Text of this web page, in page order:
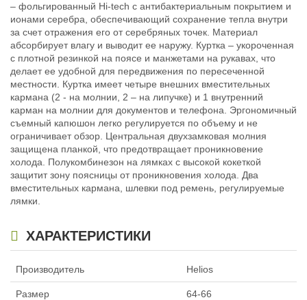
Нет в наличии
Нет в наличии
Костюм охотника зимний Helios
Салаир Экстрим (скала) Алова
(размер-56-58)
4 700₽
Размер:
56-58
Нет в наличии
Костюм охотника зимний Helios
Салаир Экстрим (скала) Алова
(размер-60-62)
5 162₽
Размер:60-62
Нет в наличии
Костюм охотника зимний Helios
– фольгированный Hi-tech с антибактериальным покрытием и
ионами серебра, обеспечивающий сохранение тепла внутри
за счет отражения его от серебряных точек. Материал
абсорбирует влагу и выводит ее наружу. Куртка – укороченная
с плотной резинкой на поясе и манжетами на рукавах, что
делает ее удобной для передвижения по пересеченной
местности. Куртка имеет четыре внешних вместительных
кармана (2 - на молнии, 2 – на липучке) и 1 внутренний
карман на молнии для документов и телефона. Эргономичный
съемный капюшон легко регулируется по объему и не
ограничивает обзор. Центральная двухзамковая молния
защищена планкой, что предотвращает проникновение
холода. Полукомбинезон на лямках с высокой кокеткой
защитит зону поясницы от проникновения холода. Два
вместительных кармана, шлевки под ремень, регулируемые
лямки.
ХАРАКТЕРИСТИКИ
Производитель Helios
Размер 64-66